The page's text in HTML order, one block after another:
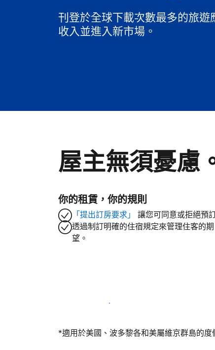
B&B
刊登於全球下載次數最多的旅
收入並進入新市場。
屋主無須憂慮
你的租賃，你的規則
「提出訂房要求」
讓您可同意或拒絕預
透過制訂明確的住宿規定來管理住客的期
望。
今天就和我們一起當屋主
*適用於美國、波多黎各和美屬維京群島的